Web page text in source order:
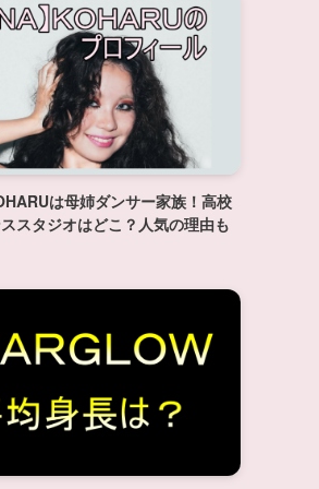
は母姉ダンサー家族！高校
スタジオはどこ？人気の理由も